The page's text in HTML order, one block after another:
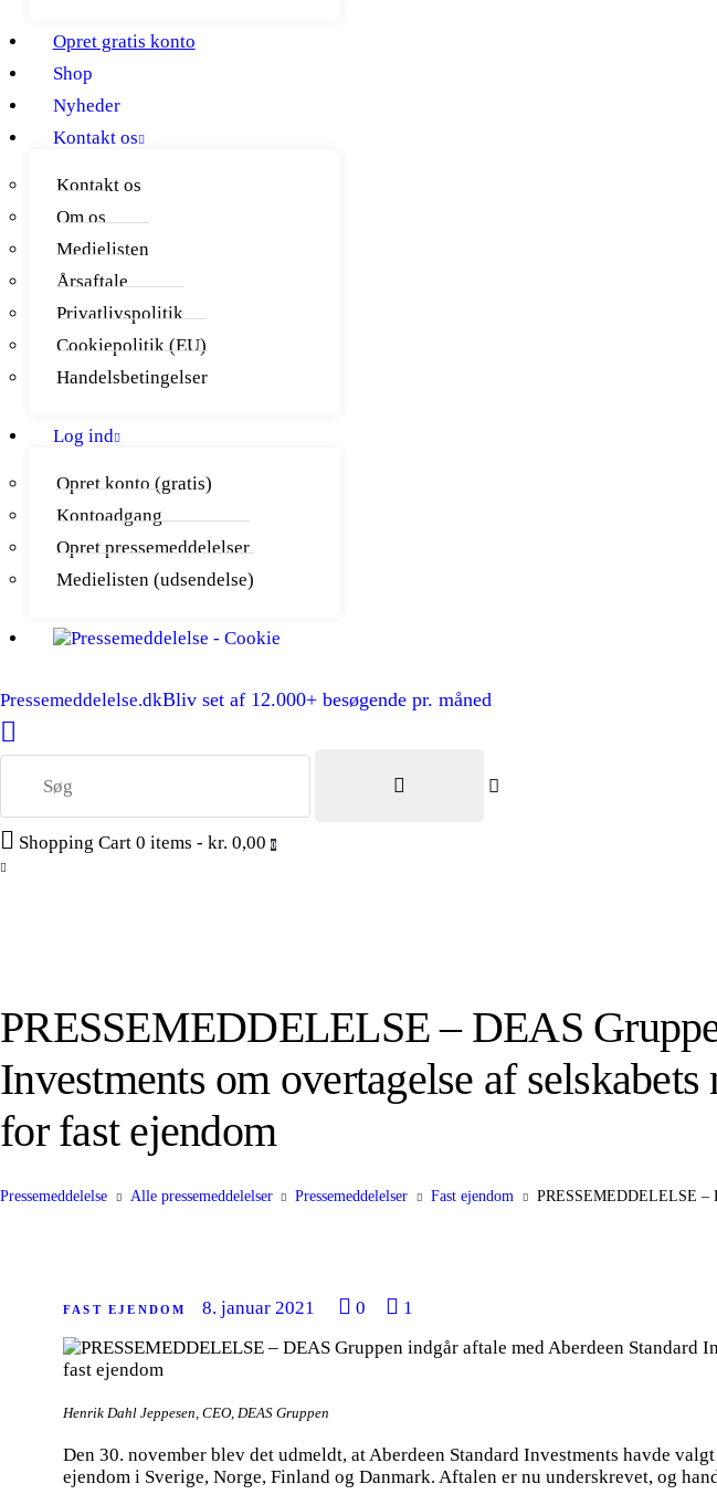
Opret gratis konto
Shop
Nyheder
Kontakt os
Kontakt os
Om os
Medielisten
Årsaftale
Privatlivspolitik
Cookiepolitik (EU)
Handelsbetingelser
Log ind
Opret konto (gratis)
Kontoadgang
Opret pressemeddelelser
Medielisten (udsendelse)
Pressemeddelelse.dkBliv set af 12.000+ besøgende pr. måned
Shopping Cart 0 items - kr. 0,00 0
PRESSEMEDDELELSE – DEAS
Investments om overtagelse af
for fast ejendom
Pressemeddelelse Alle pressemeddelelser Pressemeddelelser Fast ejendom PRESSEMEDDELELSE –
FAST EJENDOM 8. januar 2021 0 1
Henrik Dahl Jeppesen, CEO, DEAS Gruppen
Den 30. november blev det udmeldt, at Aberdeen Standard Investments havde
ejendom i Sverige, Norge, Finland og Danmark. Aftalen er nu underskrevet, og